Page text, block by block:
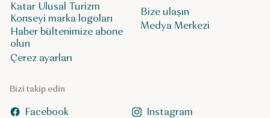
Bizi takip edin
Facebook
Instagram
Bize ulaşın
Medya Merkezi
Katar Ulusal Turizm
Konseyi marka logoları
Haber bültenimize abone
olun
Çerez ayarları